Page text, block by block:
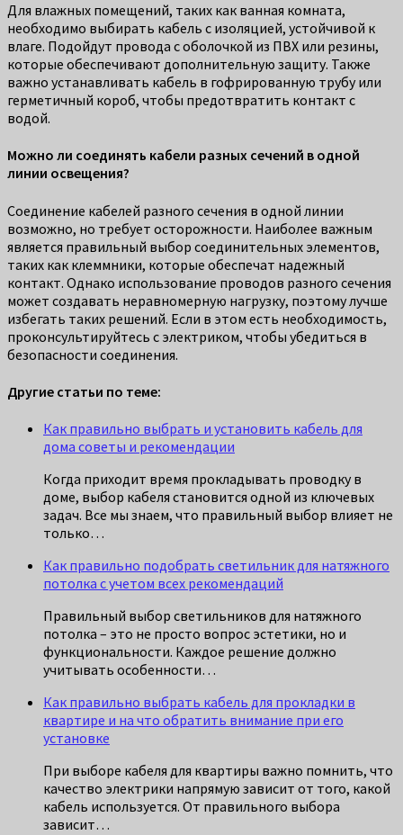
Для влажных помещений, таких как ванная комната,
необходимо выбирать кабель с изоляцией, устойчивой к
влаге. Подойдут провода с оболочкой из ПВХ или резины,
которые обеспечивают дополнительную защиту. Также
важно устанавливать кабель в гофрированную трубу или
герметичный короб, чтобы предотвратить контакт с
водой.
Можно ли соединять кабели разных сечений в одной
линии освещения?
Соединение кабелей разного сечения в одной линии
возможно, но требует осторожности. Наиболее важным
является правильный выбор соединительных элементов,
таких как клеммники, которые обеспечат надежный
контакт. Однако использование проводов разного сечения
может создавать неравномерную нагрузку, поэтому лучше
избегать таких решений. Если в этом есть необходимость,
проконсультируйтесь с электриком, чтобы убедиться в
безопасности соединения.
Другие статьи по теме:
Как правильно выбрать и установить кабель для
дома советы и рекомендации
Когда приходит время прокладывать проводку в
доме, выбор кабеля становится одной из ключевых
задач. Все мы знаем, что правильный выбор влияет не
только…
Как правильно подобрать светильник для натяжного
потолка с учетом всех рекомендаций
Правильный выбор светильников для натяжного
потолка – это не просто вопрос эстетики, но и
функциональности. Каждое решение должно
учитывать особенности…
Как правильно выбрать кабель для прокладки в
квартире и на что обратить внимание при его
установке
При выборе кабеля для квартиры важно помнить, что
качество электрики напрямую зависит от того, какой
кабель используется. От правильного выбора
зависит…